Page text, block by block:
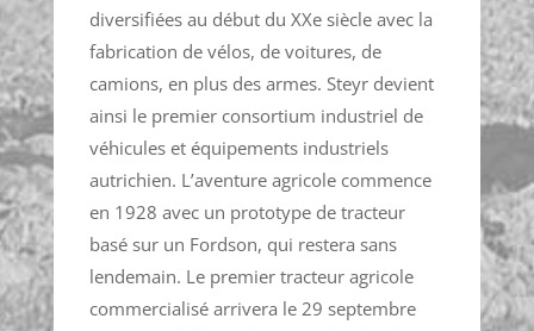
diversifiées au début du XXe siècle avec la
fabrication de vélos, de voitures, de
camions, en plus des armes. Steyr devient
ainsi le premier consortium industriel de
véhicules et équipements industriels
autrichien. L’aventure agricole commence
en 1928 avec un prototype de tracteur
basé sur un Fordson, qui restera sans
lendemain. Le premier tracteur agricole
commercialisé arrivera le 29 septembre